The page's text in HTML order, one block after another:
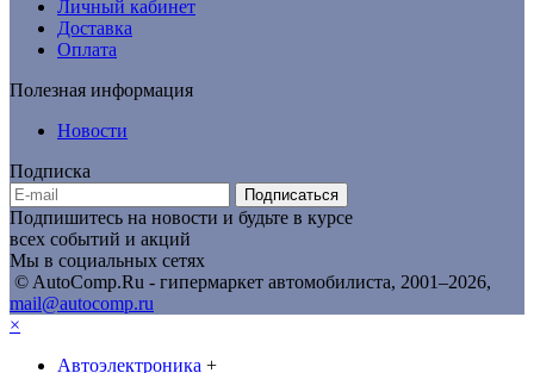
Личный кабинет
Доставка
Оплата
Полезная информация
Новости
Подписка
Подписаться
Подпишитесь на новости и будьте в курсе
всех событий и акций
Мы в социальных сетях
© AutoComp.Ru - гипермаркет автомобилиста, 2001–2026,
mail@autocomp.ru
×
Автоэлектроника +